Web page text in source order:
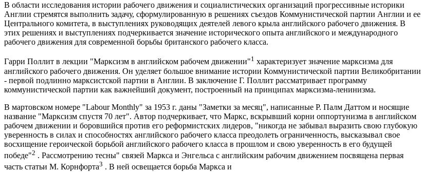
В области исследования истории рабочего движения и социалистических организаций прогрессивные историки
Англии стремятся выполнить задачу, сформулированную в решениях съездов Коммунистической партии Англии и ее
Центрального комитета, в выступлениях руководящих деятелей левого крыла английского рабочего движения. В
этих решениях и выступлениях подчеркивается значение исторического опыта английского и международного
рабочего движения для современной борьбы британского рабочего класса.
Гарри Поллит в лекции "Марксизм в английском рабочем движении"1 характеризует значение марксизма для
английского рабочего движения. Он уделяет большое внимание истории Коммунистической партии Великобритании
- первой подлинно марксистской партии в Англии. В заключение Г. Поллит рассматривает программу
коммунистической партии как важнейший документ, построенный на принципах марксизма-ленинизма.
В мартовском номере "Labour Monthly" за 1953 г. даны "Заметки за месяц", написанные Р. Палм Даттом и носящие
название "Марксизм спустя 70 лет". Автор подчеркивает, что Маркс, вскрывший корни оппортунизма в английском
рабочем движении и боровшийся против его реформистских лидеров, "никогда не забывал выразить свою глубокую
уверенность в силах и способностях английского рабочего класса преодолеть ограниченность, высказывал свое
восхищение героической борьбой английского рабочего класса в прошлом и свою уверенность в его будущей
победе"2 . Рассмотрению тесны" связей Маркса и Энгельса с английским рабочим движением посвящена первая
часть статьи М. Корнфорта3 . В ней освещается борьба Маркса и